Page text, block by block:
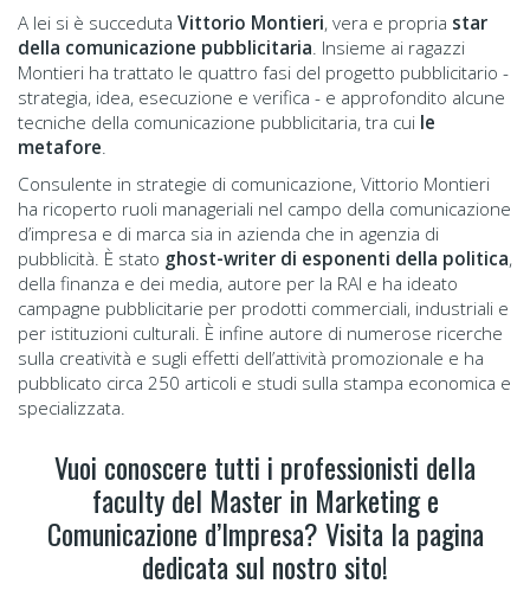
A lei si è succeduta Vittorio Montieri, vera e propria star
della comunicazione pubblicitaria. Insieme ai ragazzi
Montieri ha trattato le quattro fasi del progetto pubblicitario -
strategia, idea, esecuzione e verifica - e approfondito alcune
tecniche della comunicazione pubblicitaria, tra cui le
metafore.
Consulente in strategie di comunicazione, Vittorio Montieri
ha ricoperto ruoli manageriali nel campo della comunicazione
d’impresa e di marca sia in azienda che in agenzia di
pubblicità. È stato ghost-writer di esponenti della politica,
della finanza e dei media, autore per la RAI e ha ideato
campagne pubblicitarie per prodotti commerciali, industriali e
per istituzioni culturali. È infine autore di numerose ricerche
sulla creatività e sugli effetti dell’attività promozionale e ha
pubblicato circa 250 articoli e studi sulla stampa economica e
specializzata.
Vuoi conoscere tutti i professionisti della
faculty del Master in Marketing e
Comunicazione d’Impresa? Visita la pagina
dedicata sul nostro sito!